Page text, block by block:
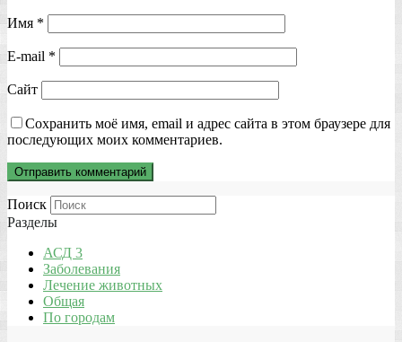
Имя *
E-mail *
Сайт
Сохранить моё имя, email и адрес сайта в этом браузере для
последующих моих комментариев.
Поиск
Разделы
АСД 3
Заболевания
Лечение животных
Общая
По городам